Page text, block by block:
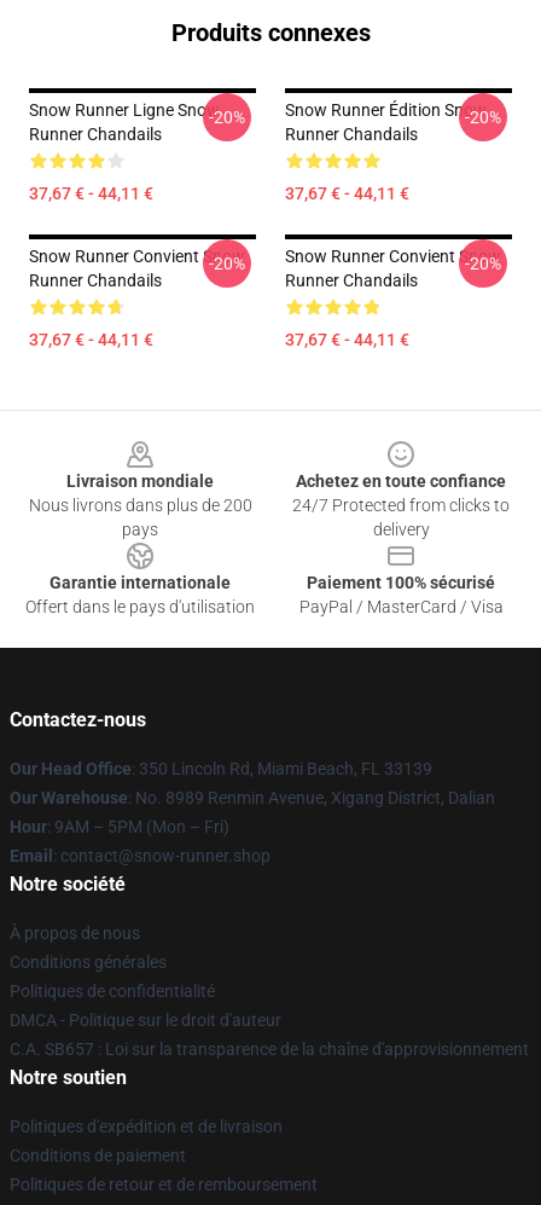
Produits connexes
Snow Runner Ligne Snow
Runner Chandails
37,67 € - 44,11 €
-20%
Snow Runner Édition Snow
Runner Chandails
37,67 € - 44,11 €
-20%
Snow Runner Convient Snow
Runner Chandails
37,67 € - 44,11 €
-20%
Snow Runner Convient Snow
Runner Chandails
37,67 € - 44,11 €
-20%
Livraison mondiale
Nous livrons dans plus de 200
pays
Achetez en toute confiance
24/7 Protected from clicks to
delivery
Garantie internationale
Offert dans le pays d'utilisation
Paiement 100% sécurisé
PayPal / MasterCard / Visa
Contactez-nous
Our Head Office: 350 Lincoln Rd, Miami Beach, FL 33139
Our Warehouse: No. 8989 Renmin Avenue, Xigang District, Dalian
Hour: 9AM – 5PM (Mon – Fri)
Email : contact@snow-runner.shop
Notre société
À propos de nous
Conditions générales
Politiques de confidentialité
DMCA - Politique sur le droit d'auteur
C.A. SB657 : Loi sur la transparence de la chaîne d'approvisionnement
Notre soutien
Politiques d'expédition et de livraison
Conditions de paiement
Politiques de retour et de remboursement